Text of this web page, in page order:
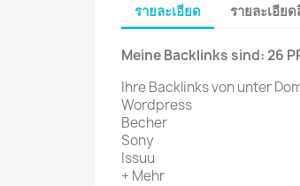
รายละเอียด รายละเอีย
Meine Backlinks sind: 26
Ihre Backlinks von unter
Wordpress
Becher
Sony
Issuu
+ Mehr